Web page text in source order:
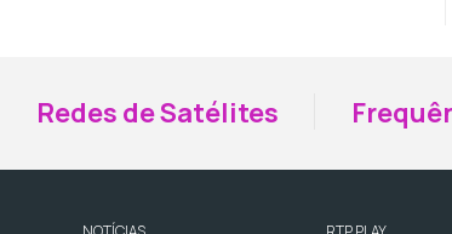
Redes de Satélites